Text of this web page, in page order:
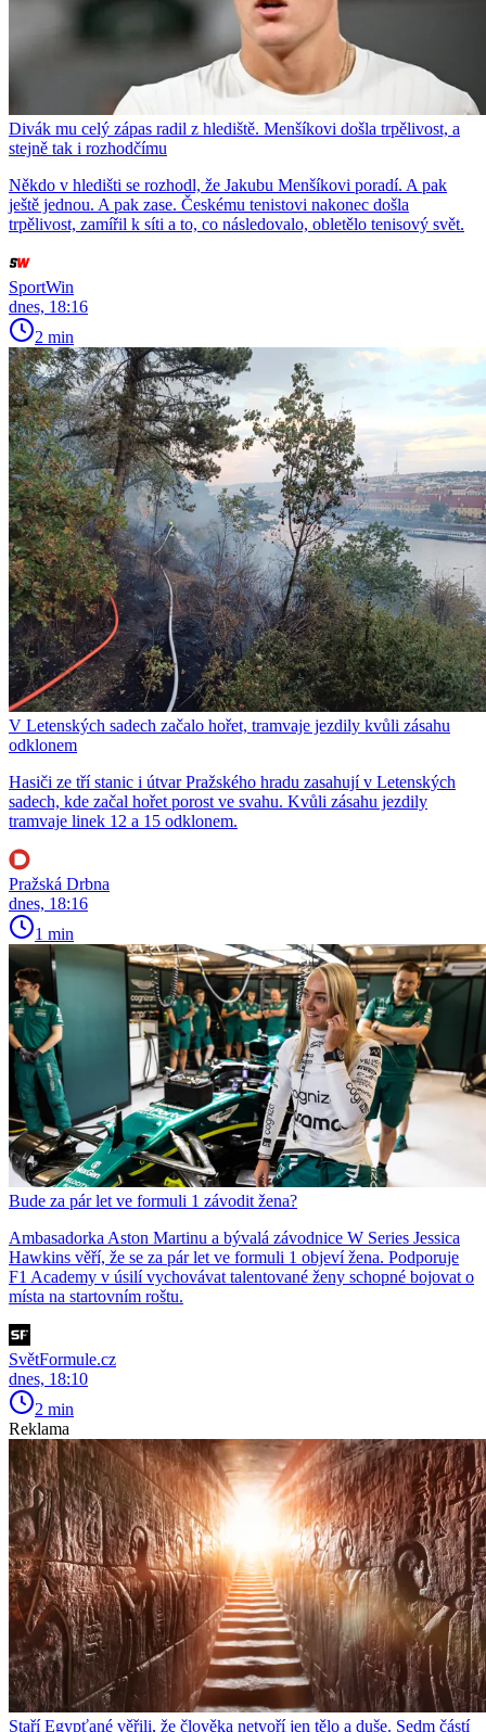
Divák mu celý zápas radil z hlediště. Menšíkovi došla trpělivost, a
stejně tak i rozhodčímu
Někdo v hledišti se rozhodl, že Jakubu Menšíkovi poradí. A pak
ještě jednou. A pak zase. Českému tenistovi nakonec došla
trpělivost, zamířil k síti a to, co následovalo, obletělo tenisový svět.
SportWin
dnes, 18:16
2 min
V Letenských sadech začalo hořet, tramvaje jezdily kvůli zásahu
odklonem
Hasiči ze tří stanic i útvar Pražského hradu zasahují v Letenských
sadech, kde začal hořet porost ve svahu. Kvůli zásahu jezdily
tramvaje linek 12 a 15 odklonem.
Pražská Drbna
dnes, 18:16
1 min
Bude za pár let ve formuli 1 závodit žena?
Ambasadorka Aston Martinu a bývalá závodnice W Series Jessica
Hawkins věří, že se za pár let ve formuli 1 objeví žena. Podporuje
F1 Academy v úsilí vychovávat talentované ženy schopné bojovat o
místa na startovním roštu.
SvětFormule.cz
dnes, 18:10
2 min
Reklama
Staří Egypťané věřili, že člověka netvoří jen tělo a duše. Sedm částí